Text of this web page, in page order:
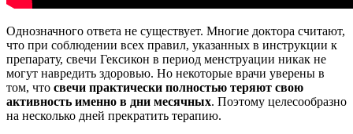
Однозначного ответа не существует. Многие доктора считают,
что при соблюдении всех правил, указанных в инструкции к
препарату, свечи Гексикон в период менструации никак не
могут навредить здоровью. Но некоторые врачи уверены в
том, что свечи практически полностью теряют свою
активность именно в дни месячных. Поэтому целесообразно
на несколько дней прекратить терапию.